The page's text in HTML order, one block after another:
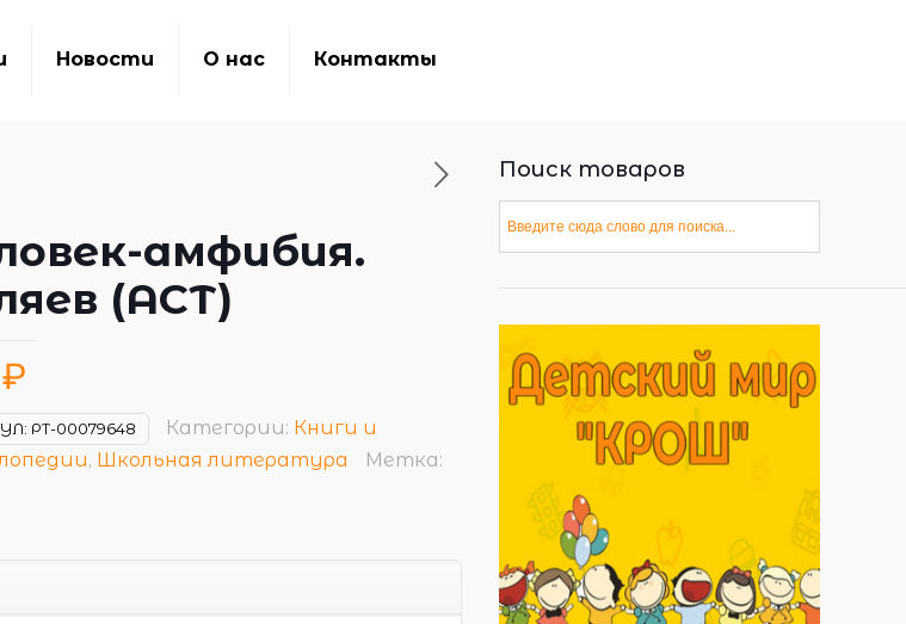
Новости О нас Контакты
амфибия.
(АСТ)
₽
РТ-00079648 Категории: Книги и
, Школьная литература Метка:
Поиск товаров